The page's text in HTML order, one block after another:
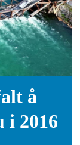
å
i 2016